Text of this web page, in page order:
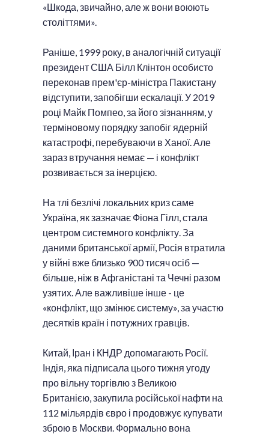
«Шкода, звичайно, але ж вони воюють
століттями».
Раніше, 1999 року, в аналогічній ситуації
президент США Білл Клінтон особисто
переконав прем'єр-міністра Пакистану
відступити, запобігши ескалації. У 2019
році Майк Помпео, за його зізнанням, у
терміновому порядку запобіг ядерній
катастрофі, перебуваючи в Ханої. Але
зараз втручання немає — і конфлікт
розвивається за інерцією.
На тлі безлічі локальних криз саме
Україна, як зазначає Фіона Гілл, стала
центром системного конфлікту. За
даними британської армії, Росія втратила
у війні вже близько 900 тисяч осіб —
більше, ніж в Афганістані та Чечні разом
узятих. Але важливіше інше - це
«конфлікт, що змінює систему», за участю
десятків країн і потужних гравців.
Китай, Іран і КНДР допомагають Росії.
Індія, яка підписала цього тижня угоду
про вільну торгівлю з Великою
Британією, закупила російської нафти на
112 мільярдів євро і продовжує купувати
зброю в Москви. Формально вона